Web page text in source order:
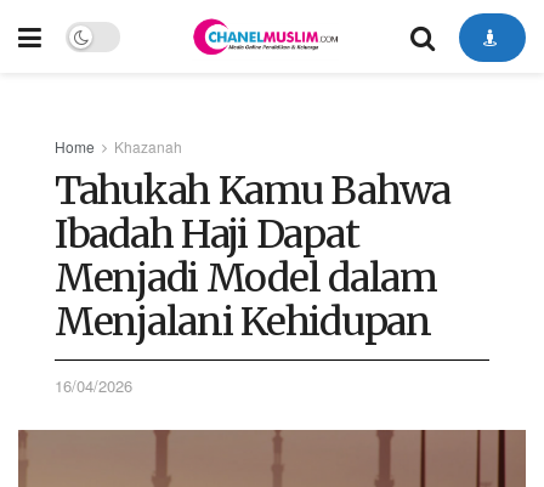
Home Khazanah
Tahukah Kamu Bahwa
Ibadah Haji Dapat
Menjadi Model dalam
Menjalani Kehidupan
16/04/2026